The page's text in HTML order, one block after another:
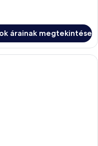
árainak megtekintése
modern szállodai szoba,